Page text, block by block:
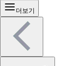
더보기